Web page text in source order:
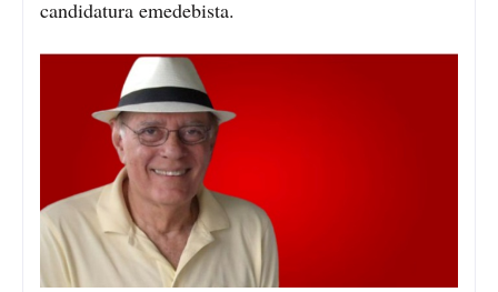
candidatura emedebista.